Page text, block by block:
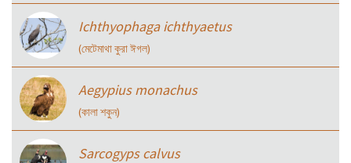
Ichthyophaga ichthyaetus
(মেটেমাথা কুরা ঈগল)
Aegypius monachus
(কালা শকুন)
Sarcogyps calvus